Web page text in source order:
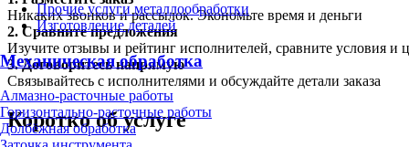
Прочие услуги металлообработки
Изготовление деталей
Механическая обработка
Алмазно-расточные работы
Горизонтально-расточные работы
Долбёжная обработка
Никаких звонков и рассылок. Экономьте время и деньги
2. Сравните предложения
Изучите отзывы и рейтинг исполнителей, сравните условия и
3.Договоритесь напрямую
Связывайтесь с исполнителями и обсуждайте детали заказа
Коротко об услуге